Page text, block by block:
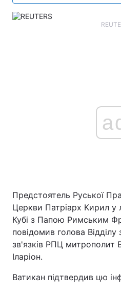
Предстоятель Руської
Церкви Патріарх Кирил у
Кубі з Папою Римським
повідомив голова Відділу
зв'язків РПЦ митрополит
Іларіон.
Ватикан підтвердив цю